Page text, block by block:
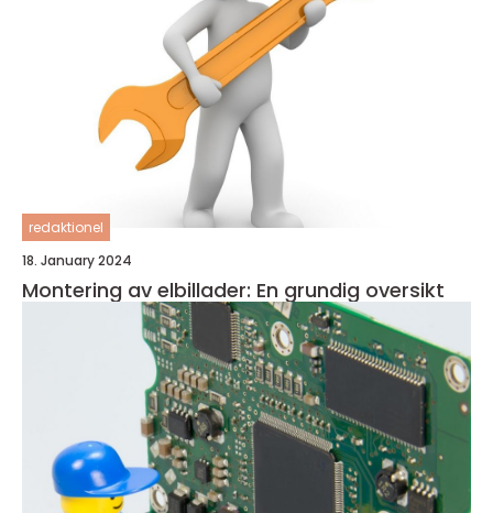
redaktionel
18. January 2024
Montering av elbillader: En grundig oversikt